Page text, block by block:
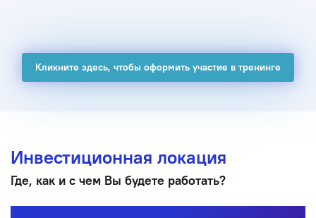
Кликните здесь, чтобы оформить участие в тренинге
Инвестиционная локация
Где, как и с чем Вы будете работать?